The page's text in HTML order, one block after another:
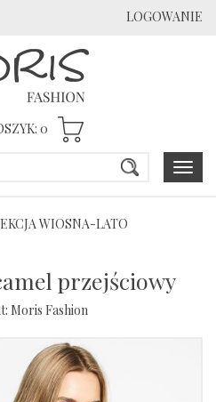
LOGOWANIE
0
Pokaż
menu
WIOSNA-LATO
przejściowy
Moris Fashion